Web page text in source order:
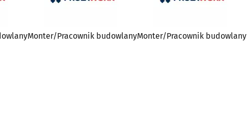
Monter/Pracownik budowlanyMonter/Pracownik budowlany